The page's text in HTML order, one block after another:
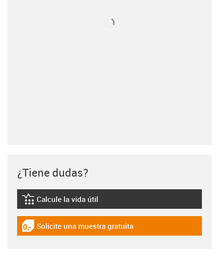
¿Tiene dudas?
igus-icon-lebensdauerrechner
Calcule la vida útil
igus-icon-gratismuster
Solicite una muestra gratuita